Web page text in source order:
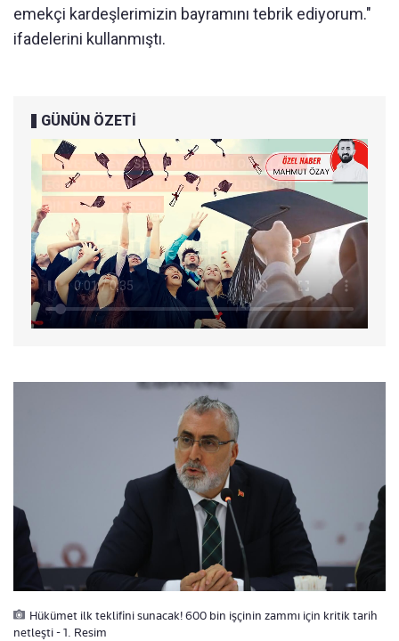
emekçi kardeşlerimizin bayramını tebrik ediyorum."
ifadelerini kullanmıştı.
GÜNÜN ÖZETİ
Hükümet ilk teklifini sunacak! 600 bin işçinin zammı için kritik tarih
netleşti - 1. Resim